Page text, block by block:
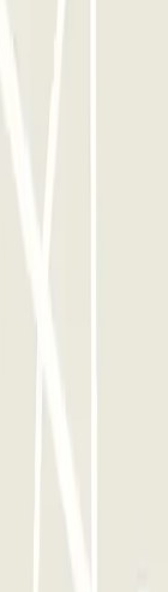
8 Variant setzt